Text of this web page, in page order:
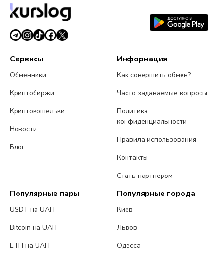
Сервисы
Обменники
Криптобиржи
Криптокошельки
Новости
Блог
Информация
Как совершить обмен?
Часто задаваемые вопросы
Политика
конфиденциальности
Правила использования
Контакты
Стать партнером
Популярные пары
USDT на UAH
Bitcoin на UAH
ETH на UAH
Популярные города
Киев
Львов
Одесса